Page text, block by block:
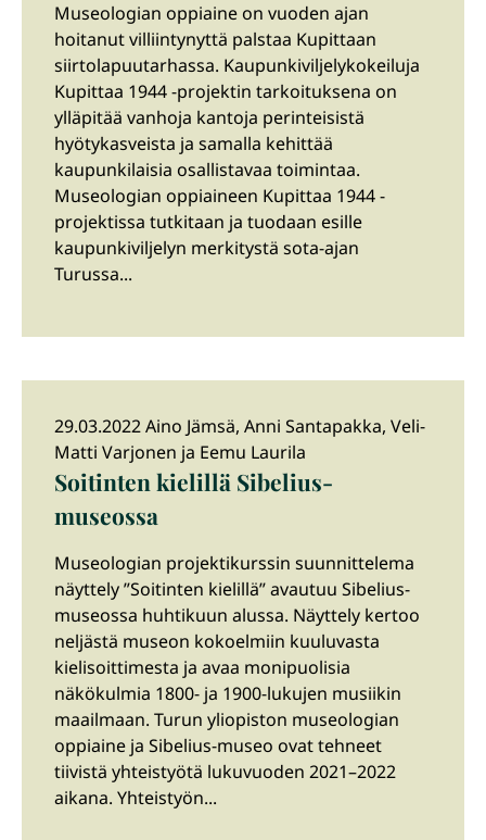
Museologian oppiaine on vuoden ajan
hoitanut villiintynyttä palstaa Kupittaan
siirtolapuutarhassa. Kaupunkiviljelykokeiluja
Kupittaa 1944 -projektin tarkoituksena on
ylläpitää vanhoja kantoja perinteisistä
hyötykasveista ja samalla kehittää
kaupunkilaisia osallistavaa toimintaa.
Museologian oppiaineen Kupittaa 1944 -
projektissa tutkitaan ja tuodaan esille
kaupunkiviljelyn merkitystä sota-ajan
Turussa...
29.03.2022 Aino Jämsä, Anni Santapakka, Veli-
Matti Varjonen ja Eemu Laurila
Soitinten kielillä Sibelius-
museossa
Museologian projektikurssin suunnittelema
näyttely ”Soitinten kielillä” avautuu Sibelius-
museossa huhtikuun alussa. Näyttely kertoo
neljästä museon kokoelmiin kuuluvasta
kielisoittimesta ja avaa monipuolisia
näkökulmia 1800- ja 1900-lukujen musiikin
maailmaan. Turun yliopiston museologian
oppiaine ja Sibelius-museo ovat tehneet
tiivistä yhteistyötä lukuvuoden 2021–2022
aikana. Yhteistyön...